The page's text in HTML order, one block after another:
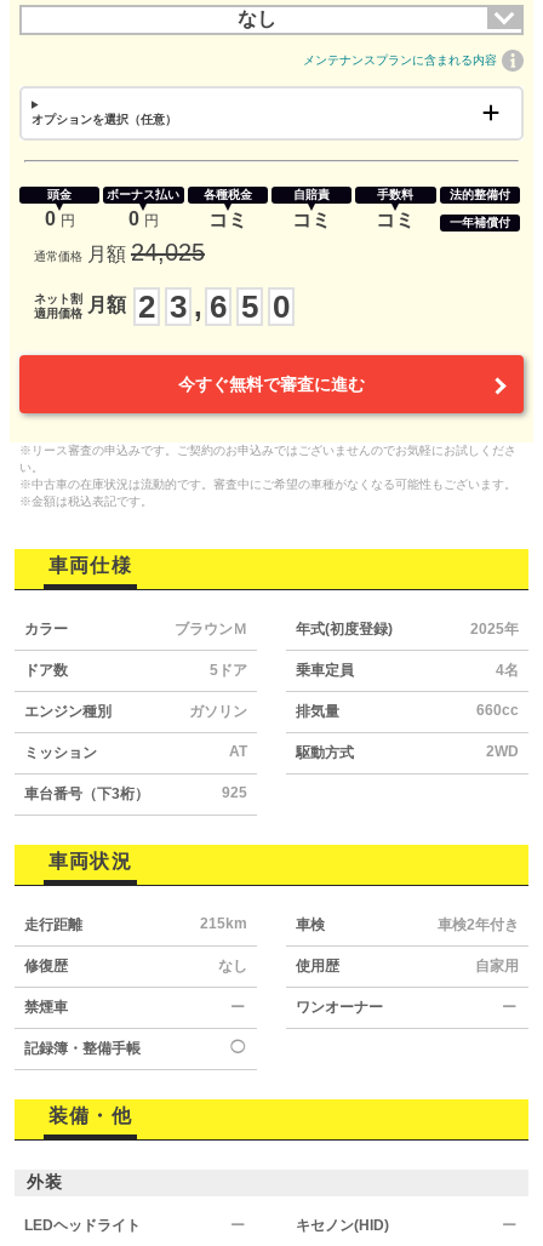
なし
メンテナンスプランに含まれる内容
オプションを選択（任意）
頭金
0 円
ボーナス払い
0 円
各種税金
コミ
自賠責
コミ
手数料
コミ
法的整備付
一年補償付
通常価格 月額 24,025
ネット割
適用価格
月額 2 3 , 6 5 0
今すぐ無料で審査に進む
※リース審査の申込みです。ご契約のお申込みではございませんのでお気軽にお試しくださ
い。
※中古車の在庫状況は流動的です。審査中にご希望の車種がなくなる可能性もございます。
※金額は税込表記です。
車両仕様
カラー ブラウンＭ 年式(初度登録) 2025年
ドア数 5ドア 乗車定員 4名
エンジン種別 ガソリン 排気量 660cc
ミッション AT 駆動方式 2WD
車台番号（下3桁） 925
車両状況
走行距離 215km 車検 車検2年付き
修復歴 なし 使用歴 自家用
禁煙車 ー ワンオーナー ー
記録簿・整備手帳 ◯
装備・他
外装
LEDヘッドライト ー キセノン(HID) ー